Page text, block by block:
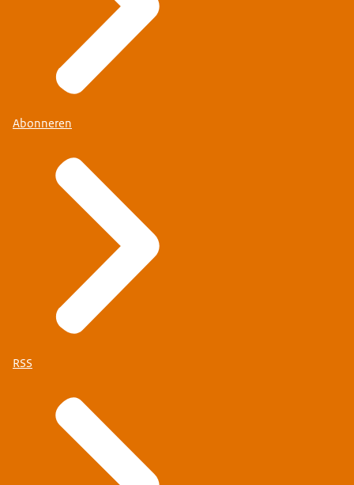
Abonneren
RSS